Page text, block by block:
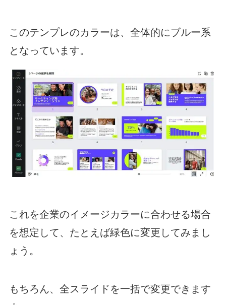
このテンプレのカラーは、全体的にブルー系
となっています。
これを企業のイメージカラーに合わせる場合
を想定して、たとえば緑色に変更してみまし
ょう。
もちろん、全スライドを一括で変更できます